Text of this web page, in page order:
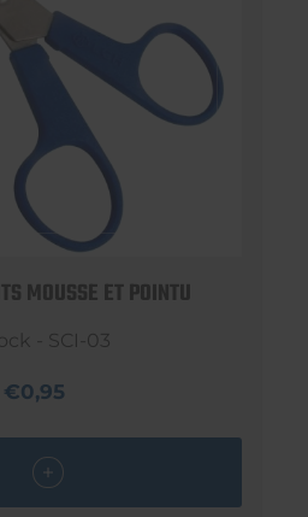
MOUSSE ET POINTU
- SCI-03
€0,95